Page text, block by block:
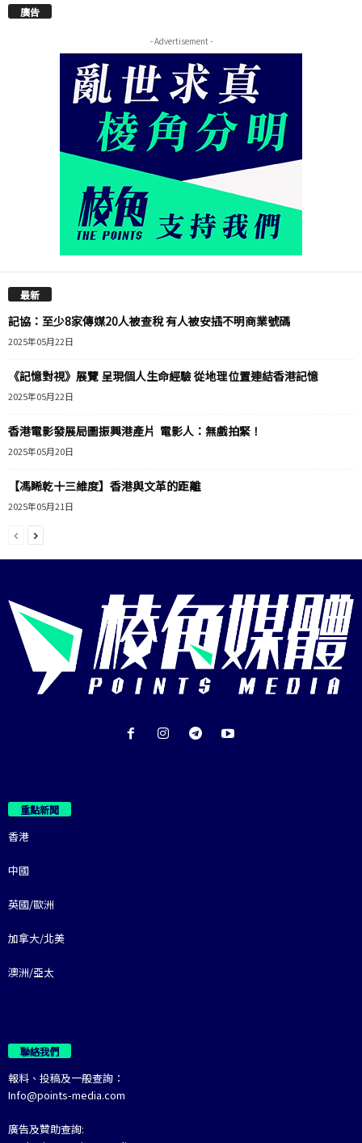
廣告
- Advertisement -
最新
記協：至少8家傳媒20人被查稅 有人被安插不明商業號碼
2025年05月22日
《記憶對視》展覽 呈現個人生命經驗 從地理位置連結香港記憶
2025年05月22日
香港電影發展局圖振興港產片 電影人：無戲拍緊！
2025年05月20日
【馮睎乾十三維度】香港與文革的距離
2025年05月21日
重點新聞
香港
中國
英國/歐洲
加拿大/北美
澳洲/亞太
聯絡我們
報料、投稿及一般查詢：
Info@points-media.com
廣告及贊助查詢: